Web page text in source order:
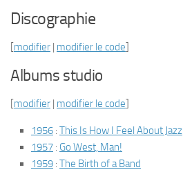
Discographie
[modifier | modifier le code]
Albums studio
[modifier | modifier le code]
1956 : This Is How I Feel About Jazz
1957 : Go West, Man!
1959 : The Birth of a Band